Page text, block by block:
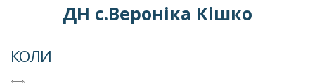
ДН с.Вероніка Кішко
КОЛИ